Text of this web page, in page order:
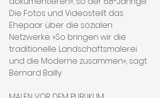
Die Fotos und Videosteilt das
Ehepaar über die sozialen
Netzwerke. «So bringen wir die
traditionelle Landschaftsmalerei
und die Moderne zusammen», sagt
Bernard Bailly.